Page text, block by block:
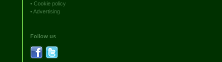
• Cookie policy
•Advertising
Follow us